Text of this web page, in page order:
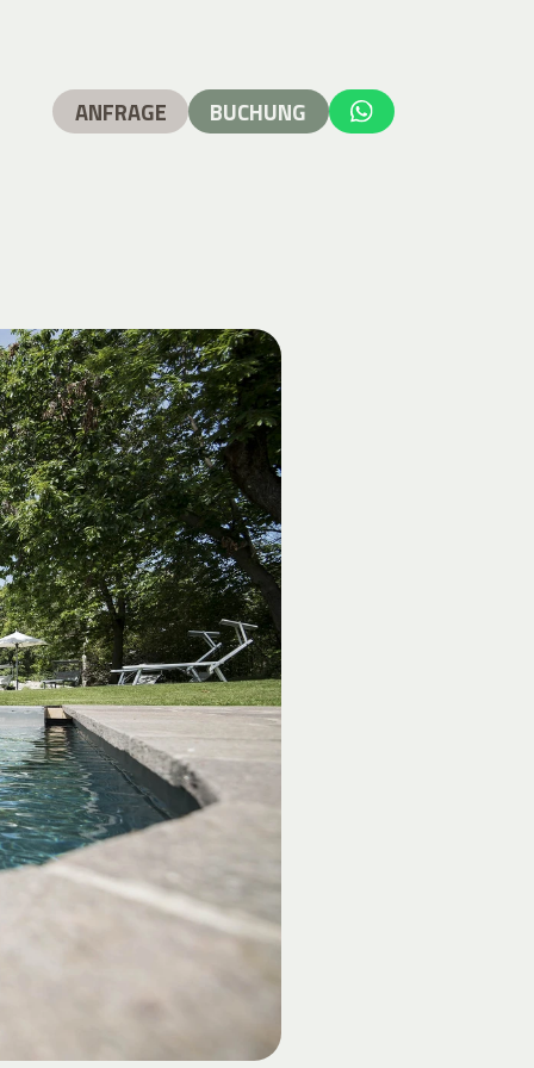
ANFRAGE BUCHUNG